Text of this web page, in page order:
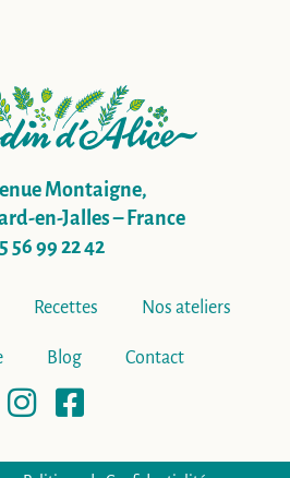
Montaigne,
en-Jalles – France
56 99 22 42
Recettes Nos ateliers
Blog Contact